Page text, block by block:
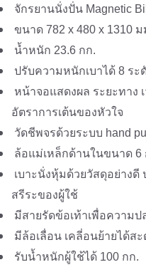
จักรยานนั่งปั่น Magnetic
ขนาด 782 x 480 x 1310 ม
น้ำหนัก 23.6 กก.
ปรับความหนักเบาได้ 8 ระ
หน้าจอแสดงผล ระยะทาง
อัตราการเต้นของหัวใจ
วัดชีพจรด้วยระบบ hand
ล้อแม่เหล็กด้านในขนาด 6
เบาะนั่งหุ้มด้วยวัสดุอย่าง
สรีระของผู้ใช้
มีสายรัดข้อเท้าเพื่อความป
มีล้อเลื่อน เคลี่อนย้ายได้สะ
รับน้ำหนักผู้ใช้ได้ 100 กก.